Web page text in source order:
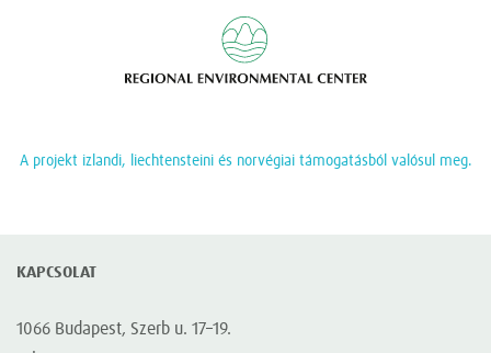
A projekt izlandi, liechtensteini és norvégiai támogatásból valósul meg.
KAPCSOLAT
1066 Budapest, Szerb u. 17–19.